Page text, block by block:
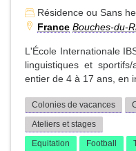
Résidence ou Sans
France Bouches-du-
L'École Internationale
linguistiques et
entier de 4 à 17 ans, en
Colonies de vacances
Ateliers et stages
Equitation
Football